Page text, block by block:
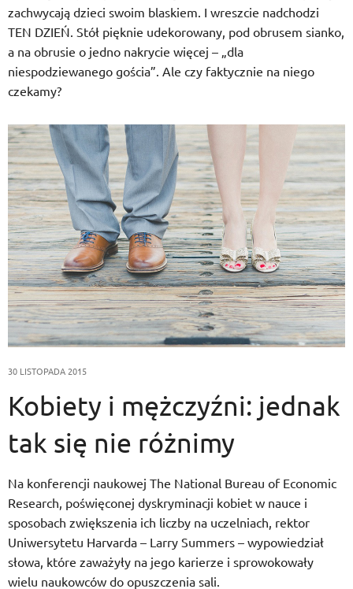
zachwycają dzieci swoim blaskiem. I wreszcie nadchodzi
TEN DZIEŃ. Stół pięknie udekorowany, pod obrusem sianko,
a na obrusie o jedno nakrycie więcej – „dla
niespodziewanego gościa”. Ale czy faktycznie na niego
czekamy?
30 LISTOPADA 2015
Kobiety i mężczyźni: jednak
tak się nie różnimy
Na konferencji naukowej The National Bureau of Economic
Research, poświęconej dyskryminacji kobiet w nauce i
sposobach zwiększenia ich liczby na uczelniach, rektor
Uniwersytetu Harvarda – Larry Summers – wypowiedział
słowa, które zaważyły na jego karierze i sprowokowały
wielu naukowców do opuszczenia sali.